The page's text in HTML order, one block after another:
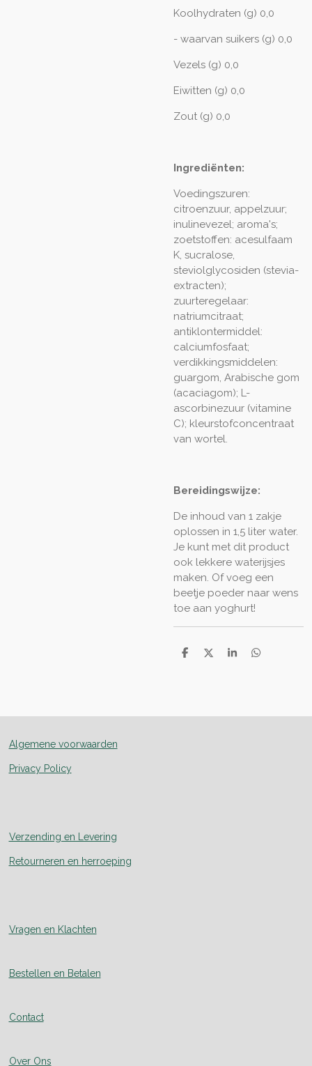
Koolhydraten (g) 0,0
- waarvan suikers (g) 0,0
Vezels (g) 0,0
Eiwitten (g) 0,0
Zout (g) 0,0
Ingrediënten:
Voedingszuren:
citroenzuur, appelzuur;
inulinevezel; aroma's;
zoetstoffen: acesulfaam
K, sucralose,
steviolglycosiden (stevia-
extracten);
zuurteregelaar:
natriumcitraat;
antiklontermiddel:
calciumfosfaat;
verdikkingsmiddelen:
guargom, Arabische gom
(acaciagom); L-
ascorbinezuur (vitamine
C); kleurstofconcentraat
van wortel.
Bereidingswijze:
De inhoud van 1 zakje
oplossen in 1,5 liter water.
Je kunt met dit product
ook lekkere waterijsjes
maken. Of voeg een
beetje poeder naar wens
toe aan yoghurt!
D
D
S
D
Algemene voorwaarden
Privacy Policy
Verzending en Levering
Retourneren en herroeping
Vragen en Klachten
Bestellen en Betalen
Contact
Over Ons